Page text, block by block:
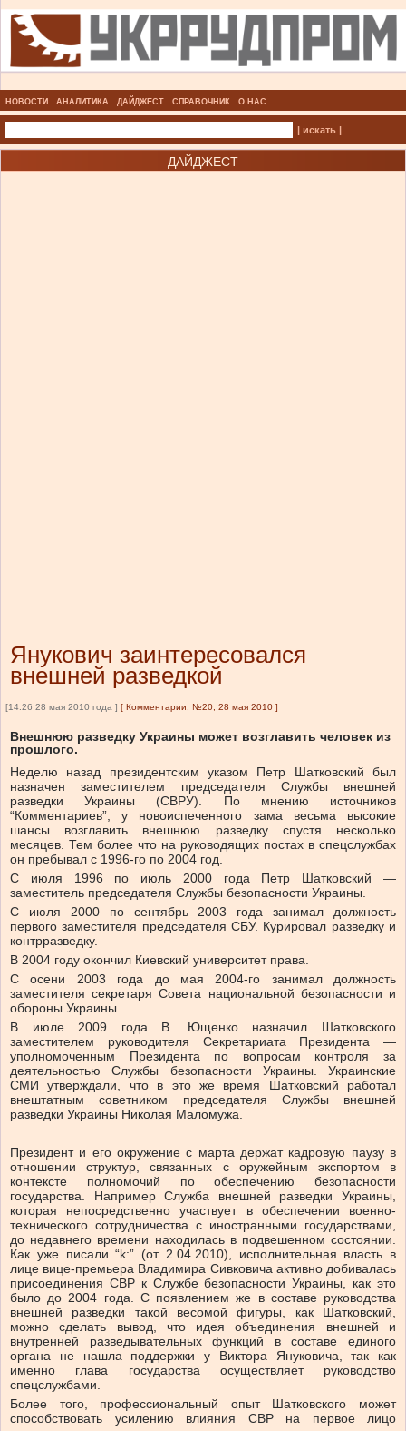
НОВОСТИ АНАЛИТИКА ДАЙДЖЕСТ СПРАВОЧНИК О НАС
| искать |
ДАЙДЖЕСТ
Янукович заинтересовался
внешней разведкой
[14:26 28 мая 2010 года ] [ Комментарии, №20, 28 мая 2010 ]
Внешнюю разведку Украины может возглавить человек из
прошлого.
Неделю назад президентским указом Петр Шатковский был
назначен заместителем председателя Службы внешней
разведки Украины (СВРУ). По мнению источников
“Комментариев”, у новоиспеченного зама весьма высокие
шансы возглавить внешнюю разведку спустя несколько
месяцев. Тем более что на руководящих постах в спецслужбах
он пребывал с 1996-го по 2004 год.
С июля 1996 по июль 2000 года Петр Шатковский —
заместитель председателя Службы безопасности Украины.
С июля 2000 по сентябрь 2003 года занимал должность
первого заместителя председателя СБУ. Курировал разведку и
контрразведку.
В 2004 году окончил Киевский университет права.
С осени 2003 года до мая 2004-го занимал должность
заместителя секретаря Совета национальной безопасности и
обороны Украины.
В июле 2009 года В. Ющенко назначил Шатковского
заместителем руководителя Секретариата Президента —
уполномоченным Президента по вопросам контроля за
деятельностью Службы безопасности Украины. Украинские
СМИ утверждали, что в это же время Шатковский работал
внештатным советником председателя Службы внешней
разведки Украины Николая Маломужа.
Президент и его окружение с марта держат кадровую паузу в
отношении структур, связанных с оружейным экспортом в
контексте полномочий по обеспечению безопасности
государства. Например Служба внешней разведки Украины,
которая непосредственно участвует в обеспечении военно-
технического сотрудничества с иностранными государствами,
до недавнего времени находилась в подвешенном состоянии.
Как уже писали “k:” (от 2.04.2010), исполнительная власть в
лице вице-премьера Владимира Сивковича активно добивалась
присоединения СВР к Службе безопасности Украины, как это
было до 2004 года. С появлением же в составе руководства
внешней разведки такой весомой фигуры, как Шатковский,
можно сделать вывод, что идея объединения внешней и
внутренней разведывательных функций в составе единого
органа не нашла поддержки у Виктора Януковича, так как
именно глава государства осуществляет руководство
спецслужбами.
Более того, профессиональный опыт Шатковского может
способствовать усилению влияния СВР на первое лицо